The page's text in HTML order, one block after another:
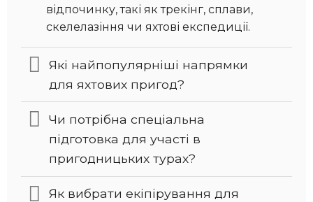
відпочинку, такі як трекінг, сплави,
скелелазіння чи яхтові експедиції.
Які найпопулярніші напрямки
для яхтових пригод?
Чи потрібна спеціальна
підготовка для участі в
пригодницьких турах?
Як вибрати екіпірування для